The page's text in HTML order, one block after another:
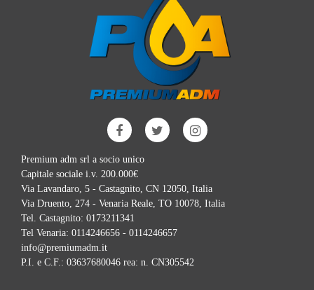
Premium adm srl a socio unico
Capitale sociale i.v. 200.000€
Via Lavandaro, 5 - Castagnito, CN 12050, Italia
Via Druento, 274 - Venaria Reale, TO 10078, Italia
Tel. Castagnito: 0173211341
Tel Venaria: 0114246656 - 0114246657
info@premiumadm.it
P.I. e C.F.: 03637680046 rea: n. CN305542